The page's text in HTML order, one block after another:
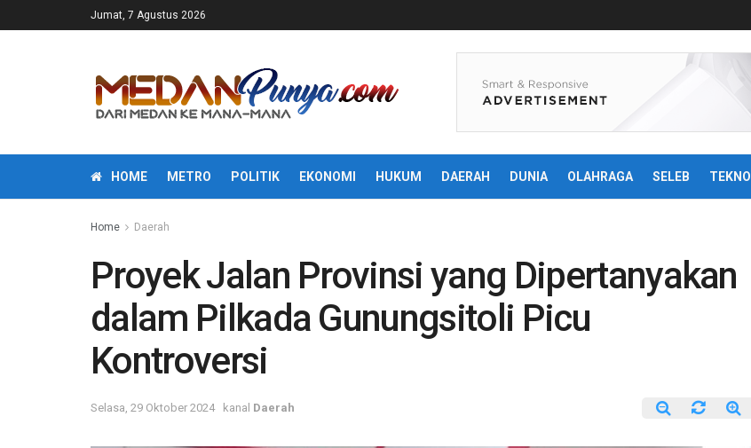
Jumat, 7 Agustus 2026
HOME METRO POLITIK EKONOMI HUKUM DAERAH DUNIA OLAHRAGA SELEB TEKNO
Home Daerah
Proyek Jalan Provinsi yang Dipertanyakan
dalam Pilkada Gunungsitoli Picu
Kontroversi
Selasa, 29 Oktober 2024 kanal Daerah